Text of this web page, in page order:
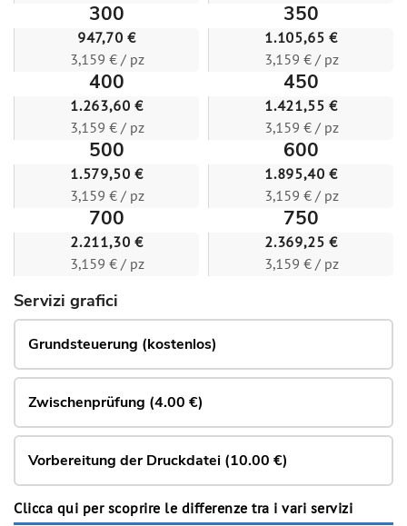
300
947,70 €
3,159 € / pz
350
1.105,65 €
3,159 € / pz
400
1.263,60 €
3,159 € / pz
450
1.421,55 €
3,159 € / pz
500
1.579,50 €
3,159 € / pz
600
1.895,40 €
3,159 € / pz
700
2.211,30 €
3,159 € / pz
750
2.369,25 €
3,159 € / pz
Servizi grafici
Grundsteuerung (kostenlos)
Zwischenprüfung (4.00 €)
Vorbereitung der Druckdatei (10.00 €)
Clicca qui per scoprire le differenze tra i vari servizi